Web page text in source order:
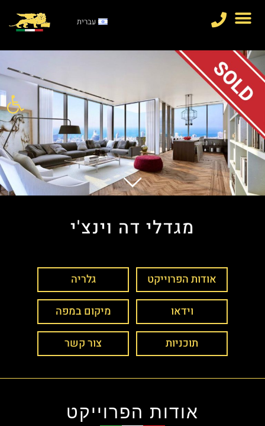
פתח
עברית
מגדלי דה וינצ'י
אודות הפרוייקט
גלריה
וידאו
מיקום במפה
תוכניות
צור קשר
אודות הפרוייקט